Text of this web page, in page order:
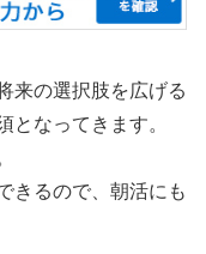
来の選択肢を広げる
となってきます。
きるので、朝活にも